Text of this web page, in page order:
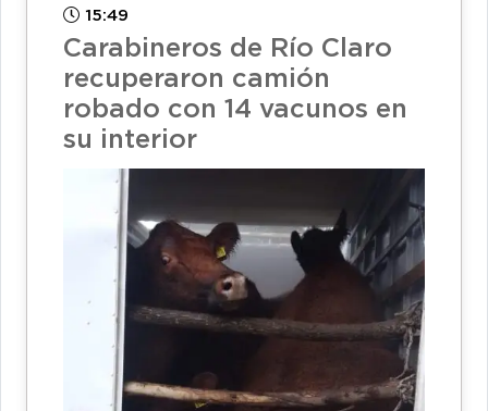
15:49
Carabineros de Río Claro
recuperaron camión
robado con 14 vacunos en
su interior